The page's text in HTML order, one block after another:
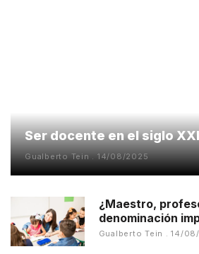
Ser docente en el siglo XXI
Gualberto Tein 14/08/2025
¿Maestro,
denominación
Gualberto Tein 14/